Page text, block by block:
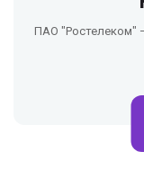
ПАО "Ростелеком"